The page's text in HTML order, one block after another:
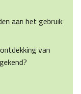
aan het gebruik
van